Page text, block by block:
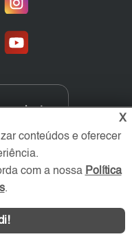
X
conteúdos e oferecer
com a nossa Política
.